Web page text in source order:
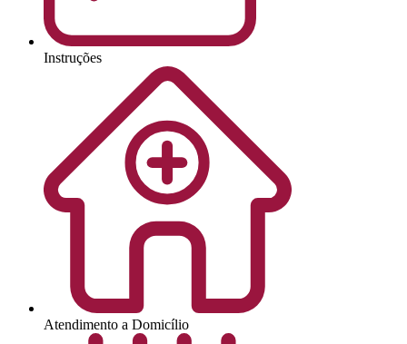
Instruções
Atendimento a Domicílio